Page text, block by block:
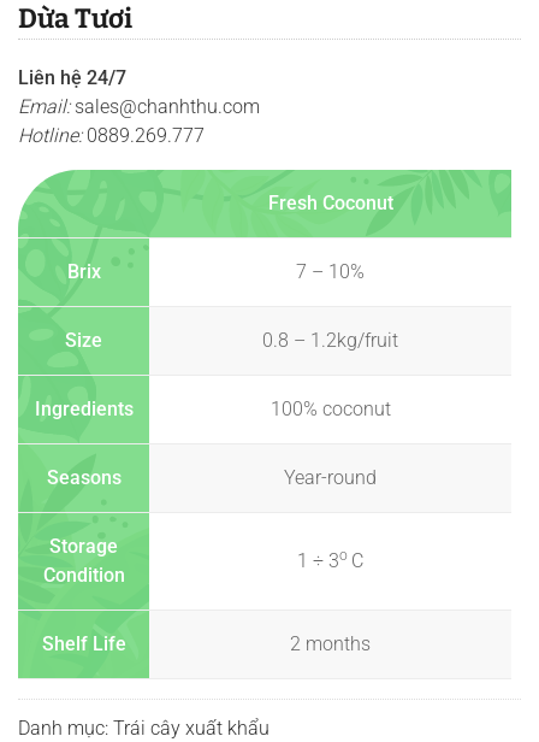
Dừa Tươi
Liên hệ 24/7
Email:sales@chanhthu.com
Hotline:0889.269.777
Fresh Coconut
Brix 7 – 10%
Size 0.8 – 1.2kg/fruit
Ingredients 100% coconut
Seasons Year-round
Storage
Condition
1 ÷ 3o C
Shelf Life 2 months
Danh mục: Trái cây xuất khẩu